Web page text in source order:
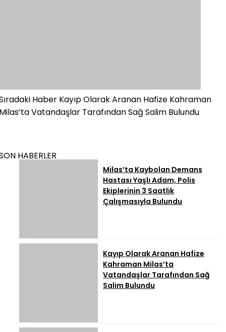
Haber Kayıp Olarak Aranan Hafize Kahraman
Vatandaşlar Tarafından Sağ Salim Bulundu
HABERLER
Milas’ta Kaybolan Demans
Hastası Yaşlı Adam, Polis
Ekiplerinin 3 Saatlik
Çalışmasıyla Bulundu
Kayıp Olarak Aranan Hafize
Kahraman Milas’ta
Vatandaşlar Tarafından Sağ
Salim Bulundu